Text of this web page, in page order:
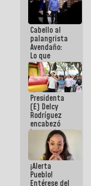
gobernadores
planes de
recuperación
del Sistema
Eléctrico
Nacional
Cabello al
palangrista
Avendaño:
Lo que
vayas a
escribir
hazlo hoy
por que no
sabemos si
la semana
que viene
hay
programa
Presidenta
(E) Delcy
Rodríguez
encabezó
lanzamiento
del Plan
Nacional de
Recreación
Vacacional
¡Alerta
Pueblo!
Entérese del